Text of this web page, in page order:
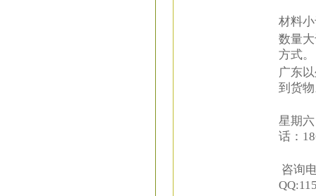
材料
数量
方式。
广东
到货
星期
话：
咨询